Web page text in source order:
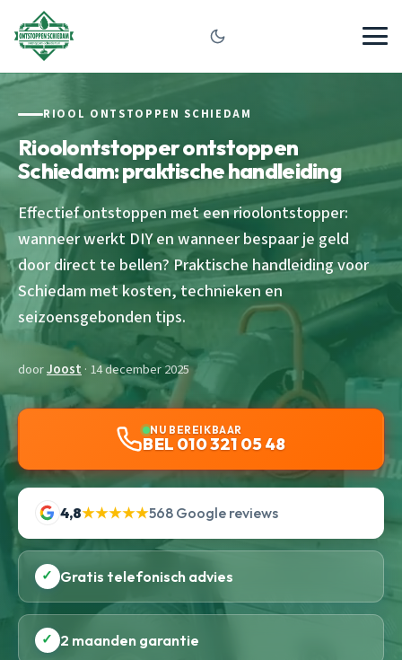
RIOOL ONTSTOPPEN SCHIEDAM
Rioolontstopper ontstoppen
Schiedam: praktische handleiding
Effectief ontstoppen met een rioolontstopper:
wanneer werkt DIY en wanneer bespaar je geld
door direct te bellen? Praktische handleiding voor
Schiedam met kosten, technieken en
seizoensgebonden tips.
doorJoost · 14 december 2025
NU BEREIKBAAR
BEL 010 321 05 48
4,8★★★★★568 Google reviews
✓ Gratis telefonisch advies
✓ 2 maanden garantie